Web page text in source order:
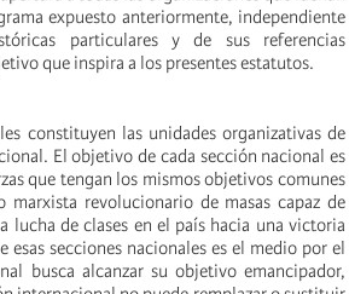
expuesto anteriormente, independiente
particulares y de sus referencias
que inspira a los presentes estatutos.
constituyen las unidades organizativas de
El objetivo de cada sección nacional es
que tengan los mismos objetivos comunes
revolucionario de masas capaz de
lucha de clases en el país hacia una victoria
esas secciones nacionales es el medio por el
busca alcanzar su objetivo emancipador,